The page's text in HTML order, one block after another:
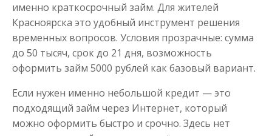
именно краткосрочный займ. Для жителей
Красноярска это удобный инструмент решения
временных вопросов. Условия прозрачные: сумма
до 50 тысяч, срок до 21 дня, возможность
оформить займ 5000 рублей как базовый вариант.
Если нужен именно небольшой кредит — это
подходящий займ через Интернет, который
можно оформить быстро и срочно. Здесь нет